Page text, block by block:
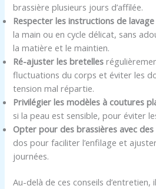
brassière plusieurs jours d’affilée.
Respecter les instructions de lavage
la main ou en cycle délicat, sans
la matière et le maintien.
Ré-ajuster les bretelles
fluctuations du corps et éviter les
tension mal répartie.
Privilégier les modèles à coutures
si la peau est sensible, pour éviter
Opter pour des brassières avec
dos pour faciliter l’enfilage et
journées.
Au-delà de ces conseils d’entretien,